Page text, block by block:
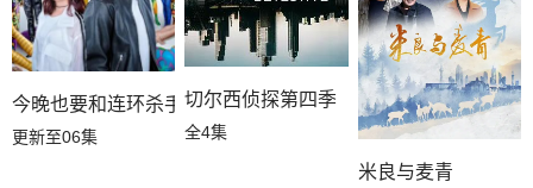
今晚也要和连环杀手约会
更新至06集
切尔西侦探第四季
全4集
米良与麦青